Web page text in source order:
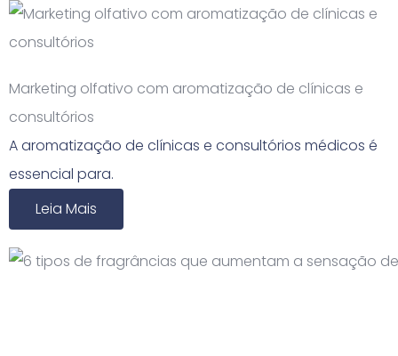
Marketing olfativo com aromatização de clínicas e
consultórios
A aromatização de clínicas e consultórios médicos é
essencial para.
Leia Mais